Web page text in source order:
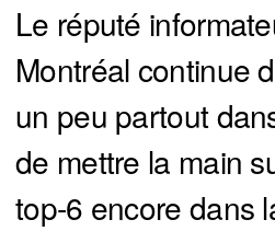
Le réputé
Montréal continue
un peu partout
de mettre la main
top-6 encore dans